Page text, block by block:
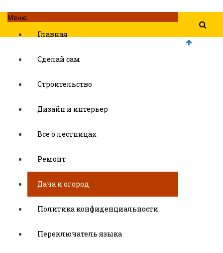
Меню
Главная
Сделай сам
Строительство
Дизайн и интерьер
Все о лестницах
Ремонт
Дача и огород
Политика конфиденциальности
Переключатель языка